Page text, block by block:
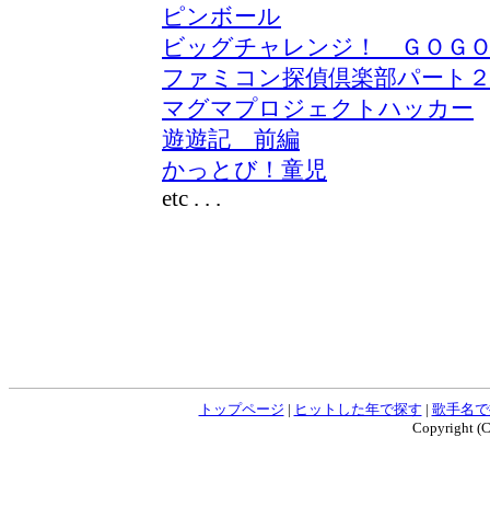
ピンボール
ビッグチャレンジ！ ＧＯＧ
ファミコン探偵倶楽部パー
マグマプロジェクトハッカー
遊遊記 前編
かっとび！童児
etc . . .
トップページ | ヒットした年で探す | 歌手名
Copyright